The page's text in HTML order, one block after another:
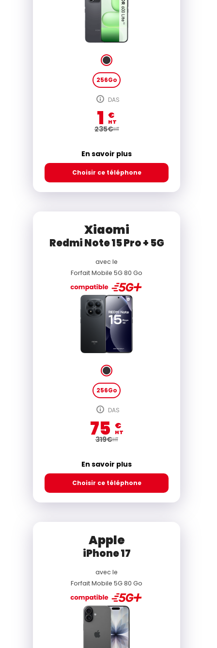
256Go
DAS
1 €
HT
235€HT
En savoir plus
Choisir ce téléphone
Xiaomi
Redmi Note 15 Pro + 5G
avec le
Forfait Mobile 5G 80 Go
256Go
DAS
75 €
HT
319€HT
En savoir plus
Choisir ce téléphone
Apple
iPhone 17
avec le
Forfait Mobile 5G 80 Go